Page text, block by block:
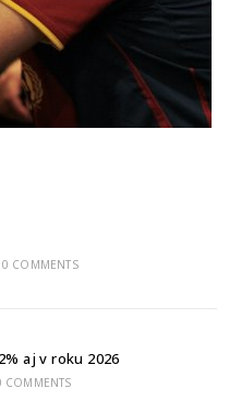
0 COMMENTS
aj v roku 2026
COMMENTS